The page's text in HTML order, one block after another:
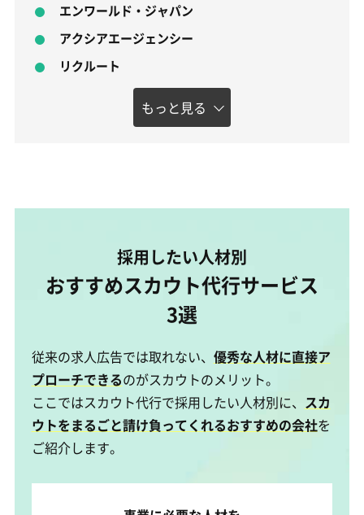
エンワールド・ジャパン
アクシアエージェンシー
リクルート
もっと見る
採用したい人材別
おすすめスカウト代行サービス
3選
従来の求人広告では取れない、 優秀な人材に直接ア
プローチできるのがスカウトのメリット。
ここではスカウト代行で採用したい人材別に、 スカ
ウトをまるごと請け負ってくれるおすすめの会社を
ご紹介します。